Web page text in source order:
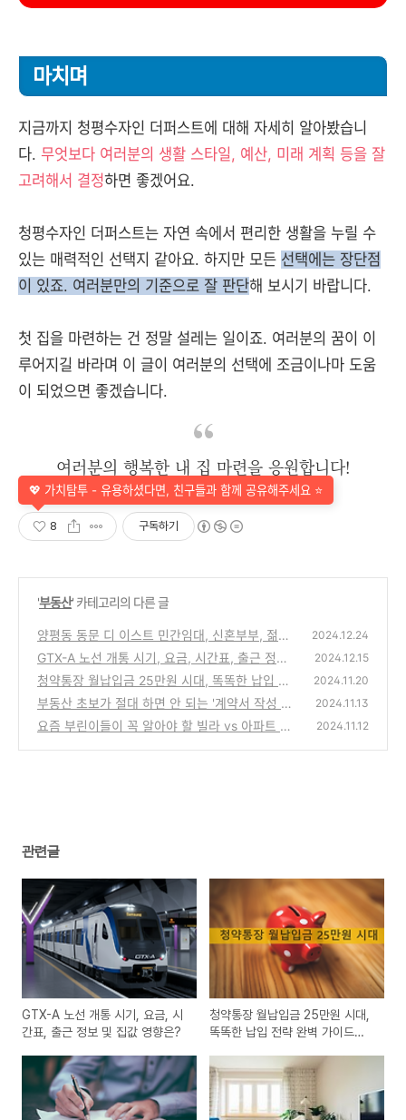
마치며
지금까지 청평수자인 더퍼스트에 대해 자세히 알아봤습니
다. 무엇보다 여러분의 생활 스타일, 예산, 미래 계획 등을 잘
고려해서 결정하면 좋겠어요.
청평수자인 더퍼스트는 자연 속에서 편리한 생활을 누릴 수
있는 매력적인 선택지 같아요. 하지만 모든 선택에는 장단점
이 있죠. 여러분만의 기준으로 잘 판단해 보시기 바랍니다.
첫 집을 마련하는 건 정말 설레는 일이죠. 여러분의 꿈이 이
루어지길 바라며 이 글이 여러분의 선택에 조금이나마 도움
이 되었으면 좋겠습니다.
여러분의 행복한 내 집 마련을 응원합니다!
💖 가치탐투 - 유용하셨다면, 친구들과 함께 공유해주세요 ⭐
8 구독하기
'부동산' 카테고리의 다른 글
양평동 동문 디 이스트 민간임대, 신혼부부, 젊은
층에게 인기 만점
(2)
2024.12.24
GTX-A 노선 개통 시기, 요금, 시간표, 출근 정보
및 집값 영향은?
(3)
2024.12.15
청약통장 월납입금 25만원 시대, 똑똑한 납입 전
략 완벽 가이드(2024년)
(0)
2024.11.20
부동산 초보가 절대 하면 안 되는 '계약서 작성 실
수' TOP5
(1)
2024.11.13
요즘 부린이들이 꼭 알아야 할 빌라 vs 아파트 실
2024.11.12
관련글
GTX-A 노선 개통 시기, 요금, 시
간표, 출근 정보 및 집값 영향은?
청약통장 월납입금 25만원 시대,
똑똑한 납입 전략 완벽 가이드